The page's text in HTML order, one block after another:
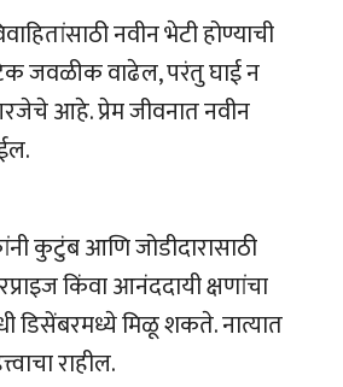
नवीन भेटी होण्याची
जवळीक वाढेल, परंतु घाई न
आहे. प्रेम जीवनात नवीन
कुटुंब आणि जोडीदारासाठी
किंवा आनंददायी क्षणांचा
डिसेंबरमध्ये मिळू शकते. नात्यात
राहील.